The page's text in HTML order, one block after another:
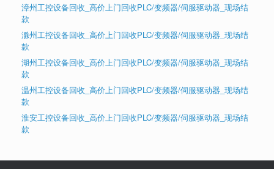
漳州工控设备回收_高价上门回收PLC/变频器/伺服驱动器_现场结
款
滁州工控设备回收_高价上门回收PLC/变频器/伺服驱动器_现场结
款
湖州工控设备回收_高价上门回收PLC/变频器/伺服驱动器_现场结
款
温州工控设备回收_高价上门回收PLC/变频器/伺服驱动器_现场结
款
淮安工控设备回收_高价上门回收PLC/变频器/伺服驱动器_现场结
款